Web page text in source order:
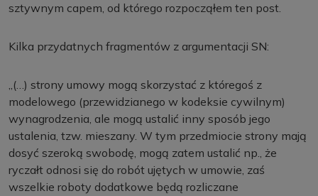
sztywnym capem, od którego rozpocząłem ten post.
Kilka przydatnych fragmentów z argumentacji SN:
„(…) strony umowy mogą skorzystać z któregoś z
modelowego (przewidzianego w kodeksie cywilnym)
wynagrodzenia, ale mogą ustalić inny sposób jego
ustalenia, tzw. mieszany. W tym przedmiocie strony mają
dosyć szeroką swobodę, mogą zatem ustalić np., że
ryczałt odnosi się do robót ujętych w umowie, zaś
wszelkie roboty dodatkowe będą rozliczane